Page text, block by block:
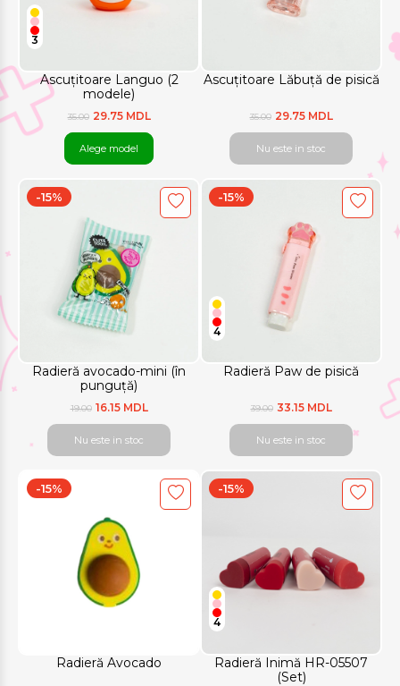
Ascuțitoare Languo (2
modele)
3
35.00 29.75 MDL
Alege model
Ascuțitoare Lăbuță de pisică
35.00 29.75 MDL
Nu este in stoc
Radieră avocado-mini (în
punguță)
-15%
19.00 16.15 MDL
Nu este in stoc
Radieră Paw de pisică
-15%
4
39.00 33.15 MDL
Nu este in stoc
Radieră Avocado
-15%
Radieră Inimă HR-05507
(Set)
-15%
4